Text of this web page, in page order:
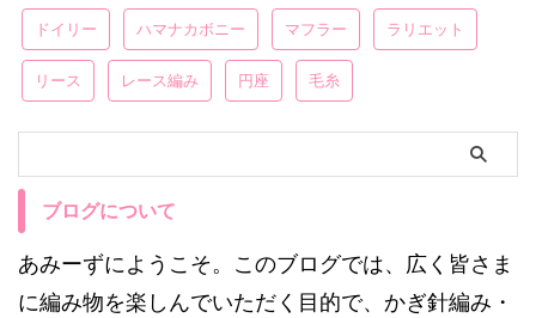
ドイリー ハマナカボニー マフラー ラリエット
リース レース編み 円座 毛糸
ブログについて
あみーずにようこそ。このブログでは、広く皆さま
に編み物を楽しんでいただく目的で、かぎ針編み・